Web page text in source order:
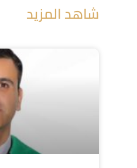
شاهد المزيد